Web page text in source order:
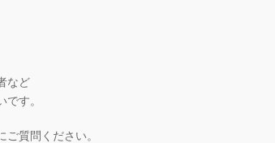
など
す。
質問ください。